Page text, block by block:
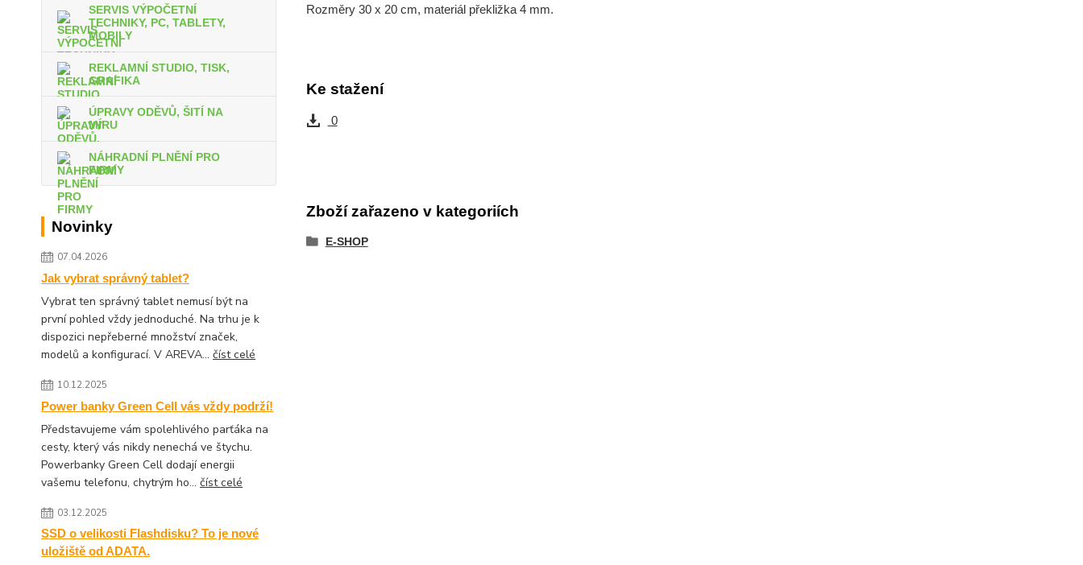
SERVIS VÝPOČETNÍ
TECHNIKY, PC, TABLETY,
MOBILY
REKLAMNÍ STUDIO, TISK,
GRAFIKA
ÚPRAVY ODĚVŮ, ŠITÍ NA
MÍRU
NÁHRADNÍ PLNĚNÍ PRO
FIRMY
Novinky
07.04.2026
Jak vybrat správný tablet?
Vybrat ten správný tablet nemusí být na
první pohled vždy jednoduché. Na trhu je k
dispozici nepřeberné množství značek,
modelů a konfigurací. V AREVA...číst celé
10.12.2025
Power banky Green Cell vás vždy podrží!
Představujeme vám spolehlivého parťáka na
cesty, který vás nikdy nenechá ve štychu.
Powerbanky Green Cell dodají energii
vašemu telefonu, chytrým ho...číst celé
03.12.2025
SSD o velikosti Flashdisku? To je nové
uložiště od ADATA.
Rozměry 30 x 20 cm, materiál překližka 4 mm.
Ke stažení
0
Zboží zařazeno v kategoriích
E-SHOP